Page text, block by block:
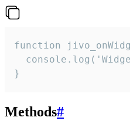
function
}
Methods#